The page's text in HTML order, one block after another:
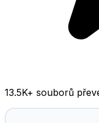
13.5K+ souborů